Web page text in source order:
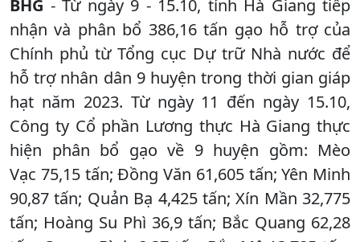
BHG - Từ ngày 9 - 15.10, tỉnh Hà Giang tiếp
nhận và phân bổ 386,16 tấn gạo hỗ trợ của
Chính phủ từ Tổng cục Dự trữ Nhà nước để
hỗ trợ nhân dân 9 huyện trong thời gian giáp
hạt năm 2023. Từ ngày 11 đến ngày 15.10,
Công ty Cổ phần Lương thực Hà Giang thực
hiện phân bổ gạo về 9 huyện gồm: Mèo
Vạc 75,15 tấn; Đồng Văn 61,605 tấn; Yên Minh
90,87 tấn; Quản Bạ 4,425 tấn; Xín Mần 32,775
tấn; Hoàng Su Phì 36,9 tấn; Bắc Quang 62,28